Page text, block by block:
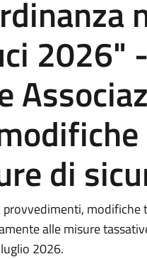
2026"
di
modifiche
alle misure
2026.